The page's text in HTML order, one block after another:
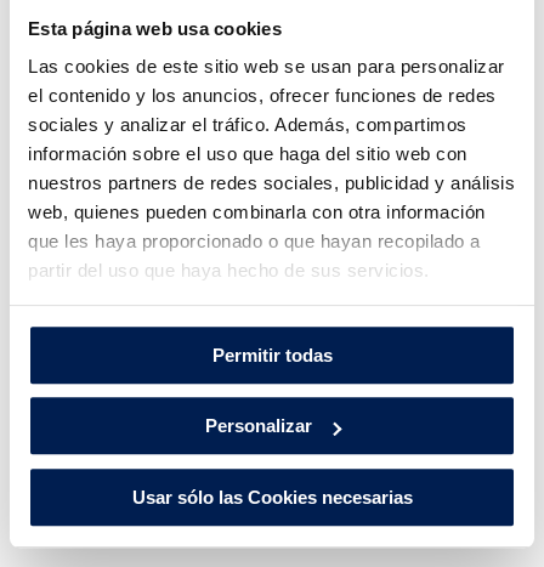
Esta página web usa cookies
Las cookies de este sitio web se usan para personalizar
el contenido y los anuncios, ofrecer funciones de redes
sociales y analizar el tráfico. Además, compartimos
información sobre el uso que haga del sitio web con
nuestros partners de redes sociales, publicidad y análisis
web, quienes pueden combinarla con otra información
que les haya proporcionado o que hayan recopilado a
partir del uso que haya hecho de sus servicios.
Permitir todas
Personalizar
Usar sólo las Cookies necesarias
conectividad para dispositivos móviles.
Rendimiento y Eficiencia
El rendimiento del Volkswagen Golf es una de sus
características más impresionantes. Equipado con
motores potentes y eficientes, este modelo ofrece
una conducción dinámica y placentera. Ya sea en
trayectos urbanos o en largos viajes por carretera, el
Golf proporciona una eficiencia de combustible
excepcional sin comprometer el rendimiento. En
Volkswagen Huertas Motor, nuestros clientes
valoran la combinación perfecta de potencia y
economía que ofrece este vehículo.
Seguridad Avanzada